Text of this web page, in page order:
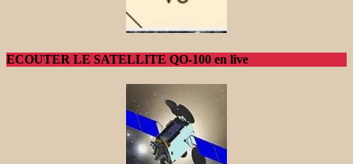
ECOUTER LE SATELLITE QO-100 en live